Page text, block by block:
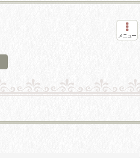
メニュー